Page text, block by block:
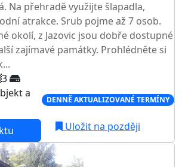
Na přehradě využijte šlapadla,
atrakce. Srub pojme až 7 osob.
okolí, z Jazovic jsou dobře dostupné
zajímavé památky. Prohlédněte si
3
a
DENNĚ AKTUALIZOVANÉ TERMÍNY
Uložit na později